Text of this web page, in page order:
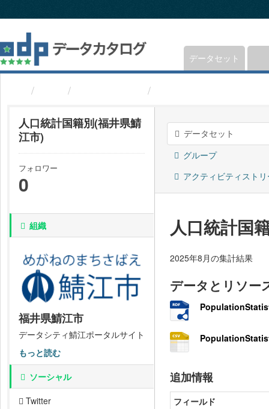
キ
プ
し
て
データセット
人口統計国籍別(福井県鯖
江市)
フォロワー
0
組織
福井県鯖江市
データシティ鯖江ポータルサイト
もっと読む
ソーシャル
Twitter
データセット
グループ
アクティビティスト
人口統計国
2025年8月の集計結果
データとリソー
追加情報
フィールド